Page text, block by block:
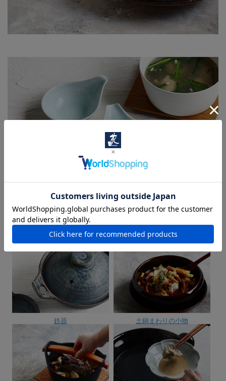
この企画は5つのカテゴリーに分けてご紹介しております。
土鍋 オーブン皿
鉄器 土鍋まわりの小物